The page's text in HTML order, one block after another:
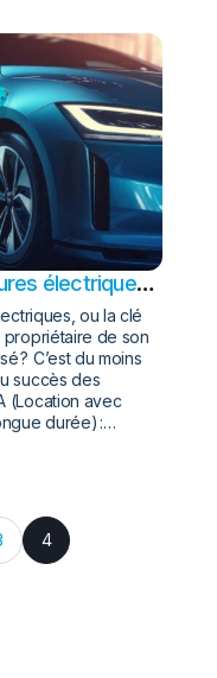
électriques,
ou la clé
propriétaire de son
? C’est du moins
succès des
(Location avec
durée) :…
4